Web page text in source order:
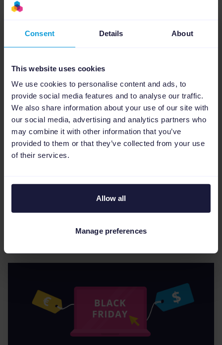
Consent Details About
This website uses cookies
We use cookies to personalise content and ads, to
provide social media features and to analyse our traffic.
We also share information about your use of our site with
our social media, advertising and analytics partners who
may combine it with other information that you’ve
provided to them or that they’ve collected from your use
of their services.
Allow all
Manage preferences
Multichannel eCommerce
Zo haal je het meeste uit Cyber
Retailers zijn meer dan bekend met Cyber 5, de